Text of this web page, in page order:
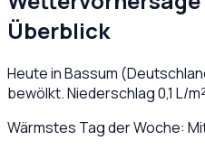
Überblick
Heute inBassum (
bewölkt. Niederschlag0,1 L/
Wärmstes Tag der Woche: